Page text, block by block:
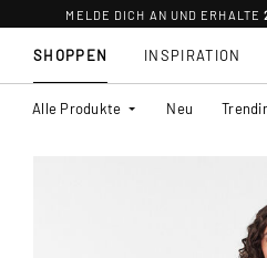
MELDE DICH AN UND ERHALTE
SHOPPEN
Alle Produkte Neu
INSPIRATION